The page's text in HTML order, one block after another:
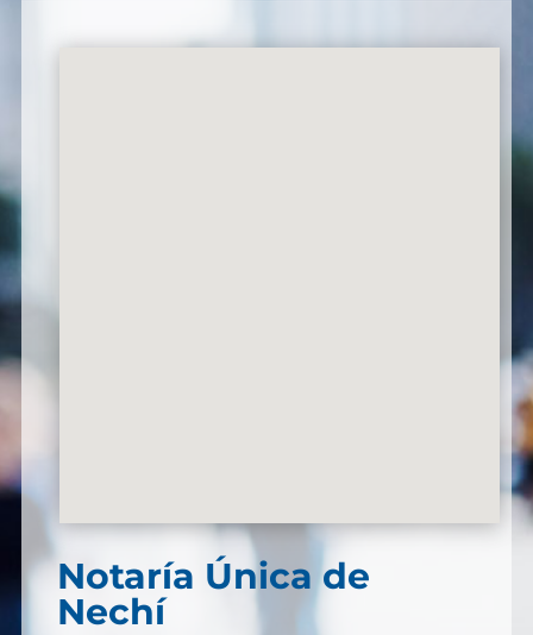
Notaría Única de
Nechí